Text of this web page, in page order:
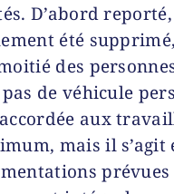
D’abord
été
des
de véhicule
aux
mais il s’agit